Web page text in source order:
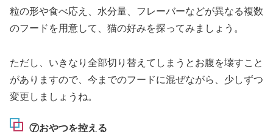
粒の形や食べ応え、水分量、フレーバーなどが異なる複数
のフードを用意して、猫の好みを探ってみましょう。
ただし、いきなり全部切り替えてしまうとお腹を壊すこと
がありますので、今までのフードに混ぜながら、少しずつ
変更しましょうね。
⑦おやつを控える